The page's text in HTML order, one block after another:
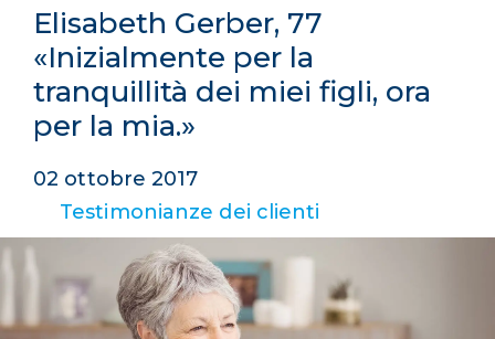
Elisabeth Gerber, 77
«Inizialmente per la
tranquillità dei miei figli, ora
per la mia.»
02 ottobre 2017
Testimonianze dei clienti